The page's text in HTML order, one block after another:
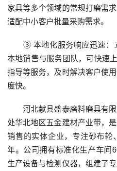
家具等多个领域的常规打磨需
适配中小客户批量采购需求。
③ 本地化服务响应迅速：
本地销售与服务团队，可快速
指导等服务，及时解决客户使
度快。
河北献县盛泰磨料磨具有限
处华北地区五金建材产业带，
销售的实体企业，专注砂布轮
年。公司拥有标准化生产车间
生产设备与检测仪器，组建了